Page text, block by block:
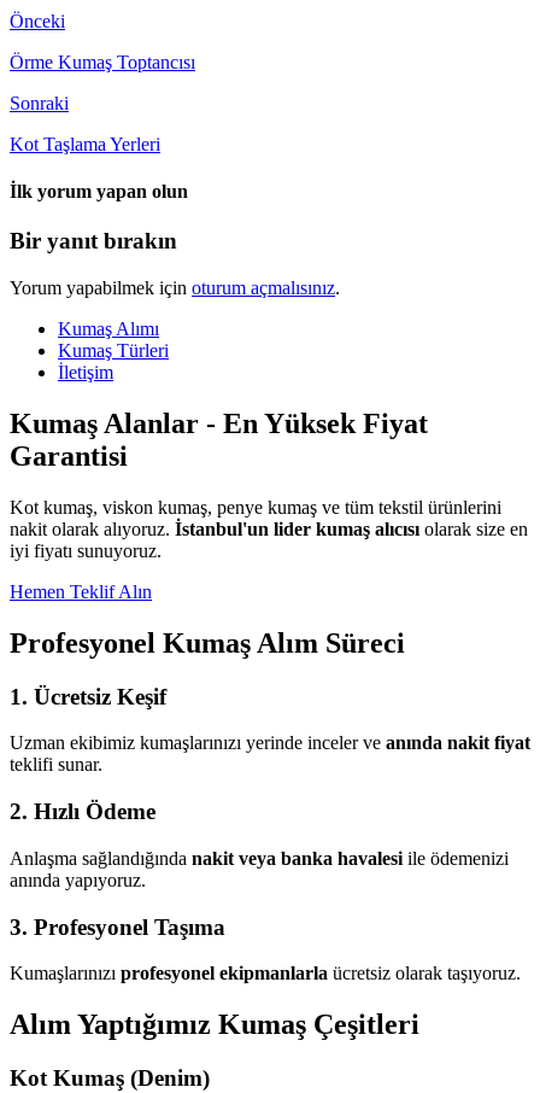
Önceki
Örme Kumaş Toptancısı
Sonraki
Kot Taşlama Yerleri
İlk yorum yapan olun
Bir yanıt bırakın
Yorum yapabilmek için oturum açmalısınız.
Kumaş Alımı
Kumaş Türleri
İletişim
Kumaş Alanlar - En Yüksek Fiyat
Garantisi
Kot kumaş, viskon kumaş, penye kumaş ve tüm tekstil ürünlerini
nakit olarak alıyoruz. İstanbul'un lider kumaş alıcısı olarak size en
iyi fiyatı sunuyoruz.
Hemen Teklif Alın
Profesyonel Kumaş Alım Süreci
1. Ücretsiz Keşif
Uzman ekibimiz kumaşlarınızı yerinde inceler ve anında nakit fiyat
teklifi sunar.
2. Hızlı Ödeme
Anlaşma sağlandığında nakit veya banka havalesi ile ödemenizi
anında yapıyoruz.
3. Profesyonel Taşıma
Kumaşlarınızı profesyonel ekipmanlarla ücretsiz olarak taşıyoruz.
Alım Yaptığımız Kumaş Çeşitleri
Kot Kumaş (Denim)